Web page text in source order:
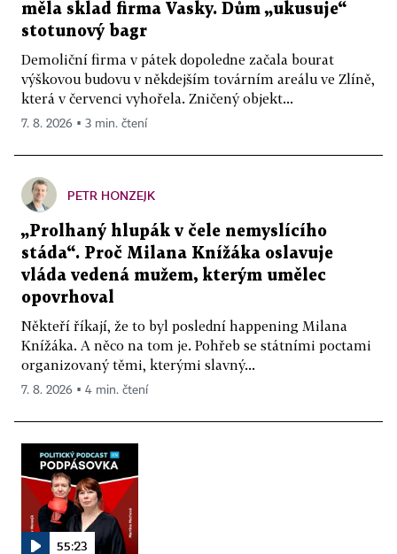
měla sklad firma Vasky. Dům „ukusuje“
stotunový bagr
Demoliční firma v pátek dopoledne začala bourat
výškovou budovu v někdejším továrním areálu ve Zlíně,
která v červenci vyhořela. Zničený objekt...
7. 8. 2026 ▪ 3 min. čtení
PETR HONZEJK
„Prolhaný hlupák v čele nemyslícího
stáda“. Proč Milana Knížáka oslavuje
vláda vedená mužem, kterým umělec
opovrhoval
Někteří říkají, že to byl poslední happening Milana
Knížáka. A něco na tom je. Pohřeb se státními poctami
organizovaný těmi, kterými slavný...
7. 8. 2026 ▪ 4 min. čtení
55:23